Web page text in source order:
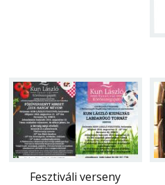
Fesztiváli verseny